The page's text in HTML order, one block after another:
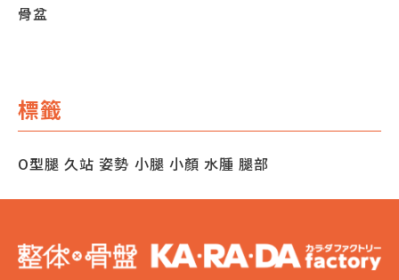
骨盆
標籤
O型腿 久站 姿勢 小腿 小顏 水腫 腿部